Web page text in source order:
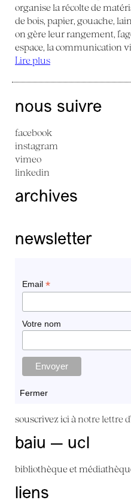
organise la récolte de
de bois, papier, gouache,
on gère leur rangement,
espace, la communication
Lire plus
nous suivre
facebook
instagram
vimeo
linkedin
archives
newsletter
Email *
Votre nom
Fermer
souscrivez ici à notre lettre
baiu — ucl
bibliothèque et
liens